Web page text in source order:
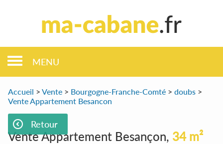
MENU
Accueil > Vente > Bourgogne-Franche-Comté > doubs >
Vente Appartement Besancon
Retour
Vente Appartement Besançon, 34 m²